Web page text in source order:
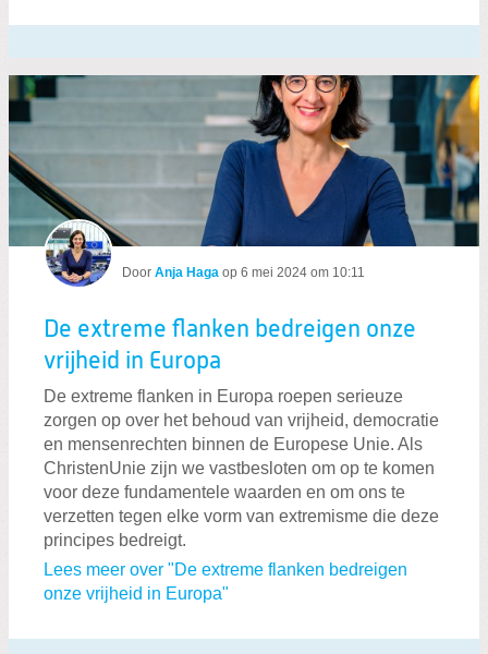
Door Anja Haga op 6 mei 2024 om 10:11
De extreme flanken bedreigen onze
vrijheid in Europa
De extreme flanken in Europa roepen serieuze
zorgen op over het behoud van vrijheid, democratie
en mensenrechten binnen de Europese Unie. Als
ChristenUnie zijn we vastbesloten om op te komen
voor deze fundamentele waarden en om ons te
verzetten tegen elke vorm van extremisme die deze
principes bedreigt.
Lees meer over "De extreme flanken bedreigen
onze vrijheid in Europa"